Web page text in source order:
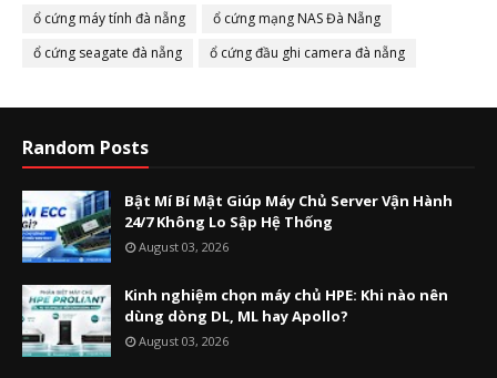
ổ cứng máy tính đà nẵng
ổ cứng mạng NAS Đà Nẵng
ổ cứng seagate đà nẵng
ổ cứng đầu ghi camera đà nẵng
Random Posts
Bật Mí Bí Mật Giúp Máy Chủ Server Vận Hành
24/7 Không Lo Sập Hệ Thống
August 03, 2026
Kinh nghiệm chọn máy chủ HPE: Khi nào nên
dùng dòng DL, ML hay Apollo?
August 03, 2026